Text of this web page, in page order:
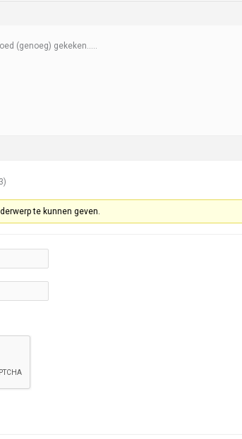
(genoeg) gekeken…..
te kunnen geven.